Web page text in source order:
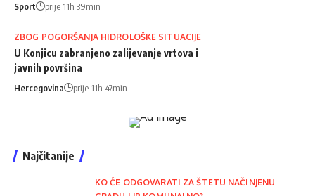
Sport prije 11h 39min
ZBOG POGORŠANJA HIDROLOŠKE SITUACIJE
U Konjicu zabranjeno zalijevanje vrtova i
javnih površina
Hercegovina prije 11h 47min
Najčitanije
KO ĆE ODGOVARATI ZA ŠTETU NAČINJENU